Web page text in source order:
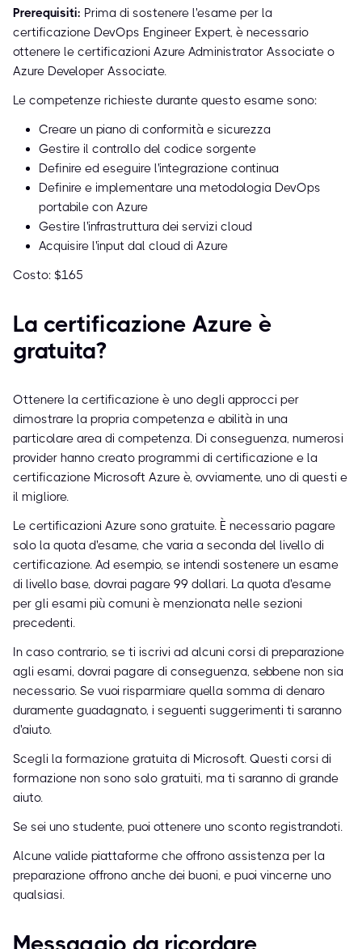
Prerequisiti: Prima di sostenere l'esame per la
certificazione DevOps Engineer Expert, è necessario
ottenere le certificazioni Azure Administrator Associate o
Azure Developer Associate.
Le competenze richieste durante questo esame sono:
Creare un piano di conformità e sicurezza
Gestire il controllo del codice sorgente
Definire ed eseguire l'integrazione continua
Definire e implementare una metodologia DevOps
portabile con Azure
Gestire l'infrastruttura dei servizi cloud
Acquisire l'input dal cloud di Azure
Costo: $165
La certificazione Azure è
gratuita?
Ottenere la certificazione è uno degli approcci per
dimostrare la propria competenza e abilità in una
particolare area di competenza. Di conseguenza, numerosi
provider hanno creato programmi di certificazione e la
certificazione Microsoft Azure è, ovviamente, uno di questi e
il migliore.
Le certificazioni Azure sono gratuite. È necessario pagare
solo la quota d'esame, che varia a seconda del livello di
certificazione. Ad esempio, se intendi sostenere un esame
di livello base, dovrai pagare 99 dollari. La quota d'esame
per gli esami più comuni è menzionata nelle sezioni
precedenti.
In caso contrario, se ti iscrivi ad alcuni corsi di preparazione
agli esami, dovrai pagare di conseguenza, sebbene non sia
necessario. Se vuoi risparmiare quella somma di denaro
duramente guadagnato, i seguenti suggerimenti ti saranno
d'aiuto.
Scegli la formazione gratuita di Microsoft. Questi corsi di
formazione non sono solo gratuiti, ma ti saranno di grande
aiuto.
Se sei uno studente, puoi ottenere uno sconto registrandoti.
Alcune valide piattaforme che offrono assistenza per la
preparazione offrono anche dei buoni, e puoi vincerne uno
qualsiasi.